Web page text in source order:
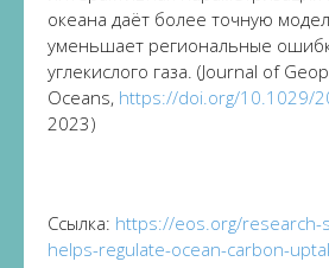
океана даёт более точную
уменьшает региональные
углекислого газа. (Journal of
Oceans, https://doi.org/10.1029/
2023)
Ссылка: https://eos.org/research-
helps-regulate-ocean-carbon-